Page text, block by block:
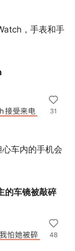
，手表和手
车内的手机会
的车镜被敲碎